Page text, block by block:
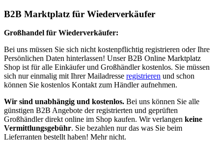
B2B Marktplatz für Wiederverkäufer
Großhandel für Wiederverkäufer:
Bei uns müssen Sie sich nicht kostenpflichtig registrieren oder Ihre
Persönlichen Daten hinterlassen! Unser B2B Online Marktplatz
Shop ist für alle Einkäufer und Großhändler kostenlos. Sie müssen
sich nur einmalig mit Ihrer Mailadresse registrieren und schon
können Sie kostenlos Kontakt zum Händler aufnehmen.
Wir sind unabhängig und kostenlos. Bei uns können Sie alle
günstigen B2B Angebote der registrierten und geprüften
Großhändler direkt online im Shop kaufen. Wir verlangen keine
Vermittlungsgebühr. Sie bezahlen nur das was Sie beim
Lieferranten bestellt haben! Mehr nicht.